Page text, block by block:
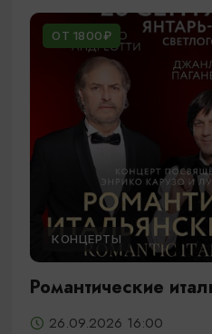
ОТ 1800₽
КОНЦЕРТЫ
Романтические
26.09.2026 16:00